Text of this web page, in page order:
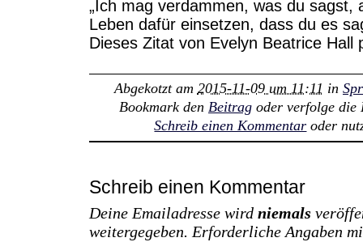
„Ich mag verdammen, was du sagst,
Leben dafür einsetzen, dass du es
Dieses Zitat von Evelyn Beatrice Hall
Abgekotzt am 2015-11-09 um 11:11 in
Bookmark den Beitragoder verfolge die
Schreib einen Kommentar oder
Schreib einen Kommentar
Deine Emailadresse wird niemals
weitergegeben. Erforderliche Angaben